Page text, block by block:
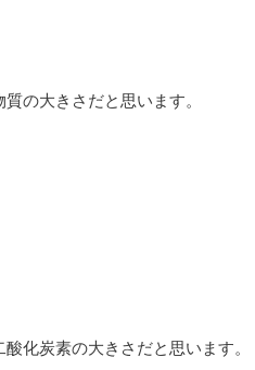
の大きさだと思います。
化炭素の大きさだと思います。